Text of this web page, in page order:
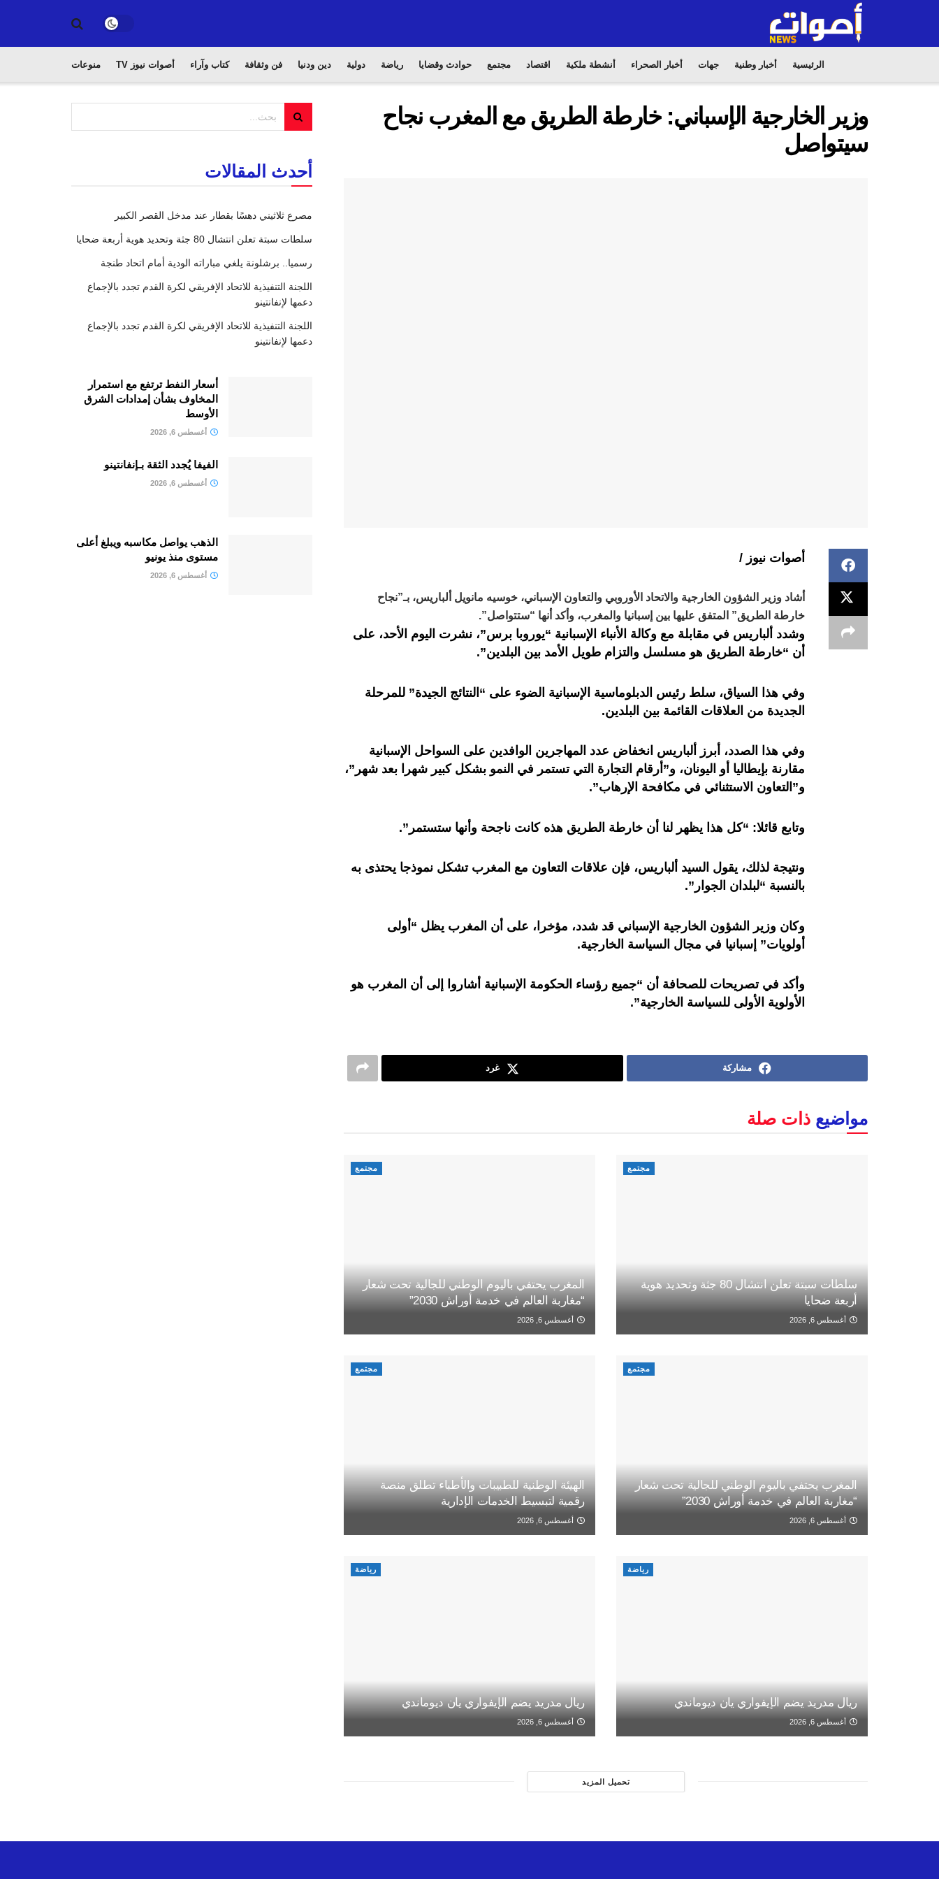
الرئيسية أخبار وطنية جهات أخبار الصحراء أنشطة ملكية اقتصاد مجتمع حوادث وقضايا رياضة دولية دين ودنيا فن وثقافة كتاب وآراء أصوات نيوز TV منوعات
وزير الخارجية الإسباني: خارطة الطريق مع المغرب نجاح
سيتواصل
أصوات نيوز /
أشاد وزير الشؤون الخارجية والاتحاد الأوروبي والتعاون الإسباني، خوسيه مانويل ألباريس، بـ”نجاح
خارطة الطريق” المتفق عليها بين إسبانيا والمغرب، وأكد أنها “ستتواصل”.
وشدد ألباريس في مقابلة مع وكالة الأنباء الإسبانية “يوروبا برس”، نشرت اليوم الأحد، على
أن “خارطة الطريق هو مسلسل والتزام طويل الأمد بين البلدين”.
وفي هذا السياق، سلط رئيس الدبلوماسية الإسبانية الضوء على “النتائج الجيدة” للمرحلة
الجديدة من العلاقات القائمة بين البلدين.
وفي هذا الصدد، أبرز ألباريس انخفاض عدد المهاجرين الوافدين على السواحل الإسبانية
مقارنة بإيطاليا أو اليونان، و”أرقام التجارة التي تستمر في النمو بشكل كبير شهرا بعد شهر”،
و”التعاون الاستثنائي في مكافحة الإرهاب”.
وتابع قائلا: “كل هذا يظهر لنا أن خارطة الطريق هذه كانت ناجحة وأنها ستستمر”.
ونتيجة لذلك، يقول السيد ألباريس، فإن علاقات التعاون مع المغرب تشكل نموذجا يحتذى به
بالنسبة “لبلدان الجوار”.
وكان وزير الشؤون الخارجية الإسباني قد شدد، مؤخرا، على أن المغرب يظل “أولى
أولويات” إسبانيا في مجال السياسة الخارجية.
وأكد في تصريحات للصحافة أن “جميع رؤساء الحكومة الإسبانية أشاروا إلى أن المغرب هو
الأولوية الأولى للسياسة الخارجية”.
مشاركة غرد
مواضيع ذات صلة
مجتمع
سلطات سبتة تعلن انتشال 80 جثة وتحديد هوية
أربعة ضحايا
أغسطس 6, 2026
مجتمع
المغرب يحتفي باليوم الوطني للجالية تحت شعار
“مغاربة العالم في خدمة أوراش 2030”
أغسطس 6, 2026
مجتمع
المغرب يحتفي باليوم الوطني للجالية تحت شعار
“مغاربة العالم في خدمة أوراش 2030”
أغسطس 6, 2026
مجتمع
الهيئة الوطنية للطبيبات والأطباء تطلق منصة
رقمية لتبسيط الخدمات الإدارية
أغسطس 6, 2026
رياضة
ريال مدريد يضم الإيفواري يان ديوماندي
أغسطس 6, 2026
رياضة
ريال مدريد يضم الإيفواري يان ديوماندي
أغسطس 6, 2026
تحميل المزيد
أحدث المقالات
مصرع ثلاثيني دهسًا بقطار عند مدخل القصر الكبير
سلطات سبتة تعلن انتشال 80 جثة وتحديد هوية أربعة ضحايا
رسميا.. برشلونة يلغي مباراته الودية أمام اتحاد طنجة
اللجنة التنفيذية للاتحاد الإفريقي لكرة القدم تجدد بالإجماع
دعمها لإنفانتينو
اللجنة التنفيذية للاتحاد الإفريقي لكرة القدم تجدد بالإجماع
دعمها لإنفانتينو
أسعار النفط ترتفع مع استمرار
المخاوف بشأن إمدادات الشرق
الأوسط
أغسطس 6, 2026
الفيفا يُجدد الثقة بـإنفانتينو
أغسطس 6, 2026
الذهب يواصل مكاسبه ويبلغ أعلى
مستوى منذ يونيو
أغسطس 6, 2026